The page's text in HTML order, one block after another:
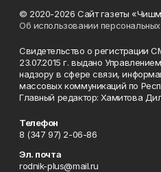
© 2020-2026 Сайт газеты
Об использовании
Свидетельство о регистрации
23.07.2015 г. выдано
надзору в сфере связи,
массовых коммуникаций по
Главный редактор: Хамитова
Телефон
8 (347 97) 2-06-86
Эл. почта
rodnik-plus@mail.ru